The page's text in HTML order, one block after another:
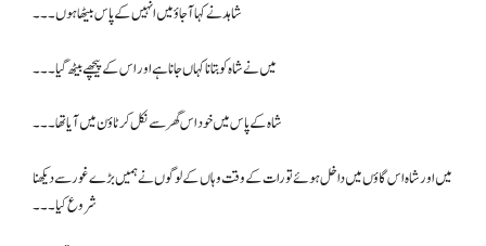
شاہد نے کہا آجاؤ میں انہیں کے پاس بیٹھا ہوں۔۔۔
میں نے شاہ کو بتانا کہاں جانا ہے اور اس کے پیچھے بیٹھ گیا ۔۔۔
شاہ کے پاس میں خود اس گھر سے نکل کر ٹاؤن میں آیا تھا۔۔۔
میں اور شاہ اس گاؤں میں داخل ہوئے تو رات کے وقت وہاں کے لوگوں نے ہمیں بڑے غور سے دیکھنا
شروع کیا ۔۔۔